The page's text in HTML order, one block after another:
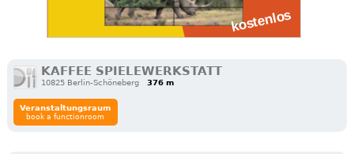
KAFFEE SPIELEWERKSTATT
10825 Berlin-Schöneberg 376 m
Veranstaltungsraum
book a functionroom